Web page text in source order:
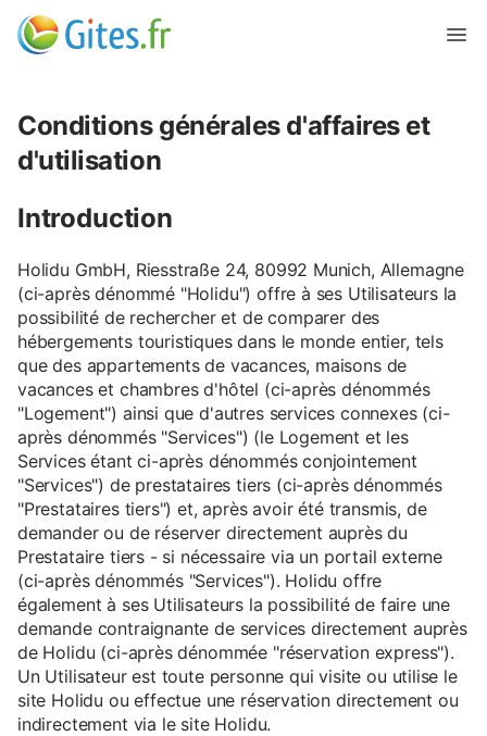
Conditions générales d'affaires et
d'utilisation
Introduction
Holidu GmbH, Riesstraße 24, 80992 Munich, Allemagne
(ci-après dénommé "Holidu") offre à ses Utilisateurs la
possibilité de rechercher et de comparer des
hébergements touristiques dans le monde entier, tels
que des appartements de vacances, maisons de
vacances et chambres d'hôtel (ci-après dénommés
"Logement") ainsi que d'autres services connexes (ci-
après dénommés "Services") (le Logement et les
Services étant ci-après dénommés conjointement
"Services") de prestataires tiers (ci-après dénommés
"Prestataires tiers") et, après avoir été transmis, de
demander ou de réserver directement auprès du
Prestataire tiers - si nécessaire via un portail externe
(ci-après dénommés "Services"). Holidu offre
également à ses Utilisateurs la possibilité de faire une
demande contraignante de services directement auprès
de Holidu (ci-après dénommée "réservation express").
Un Utilisateur est toute personne qui visite ou utilise le
site Holidu ou effectue une réservation directement ou
indirectement via le site Holidu.